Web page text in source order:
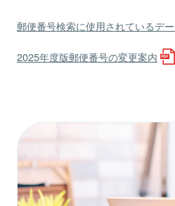
郵便番号検索に使用されているデ
2025年度版郵便番号の変更案内